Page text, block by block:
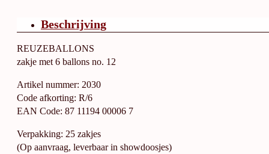
Beschrijving
REUZEBALLONS
zakje met 6 ballons no. 12
Artikel nummer: 2030
Code afkorting: R/6
EAN Code: 87 11194 00006 7
Verpakking: 25 zakjes
(Op aanvraag, leverbaar in showdoosjes)